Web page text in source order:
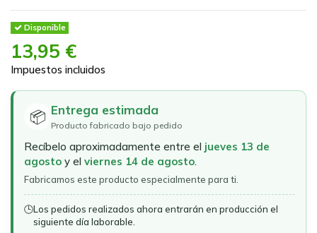
Disponible
13,95 €
Impuestos incluidos
📦 Entrega estimada
Producto fabricado bajo pedido
Recíbelo aproximadamente entre el jueves 13 de
agosto y el viernes 14 de agosto.
Fabricamos este producto especialmente para ti.
🕒Los pedidos realizados ahora entrarán en producción el
siguiente día laborable.